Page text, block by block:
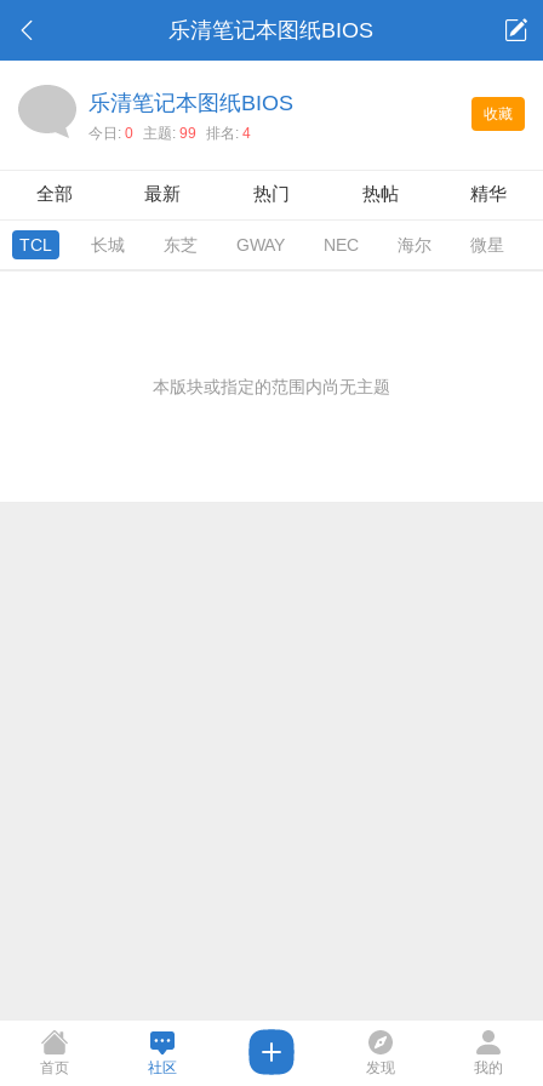
乐清笔记本图纸BIOS
收藏
乐清笔记本图纸BIOS
今日: 0 主题: 99 排名: 4
全部 最新 热门 热帖 精华
TCL 长城 东芝 GWAY NEC 海尔 微星
本版块或指定的范围内尚无主题
首页 社区 发现 我的